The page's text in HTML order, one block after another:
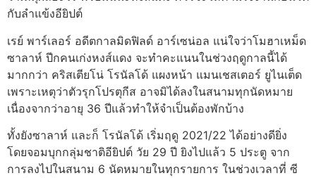
กับลำแข้งอียิปต์
เรย์ พาร์เลอร์ อดีตกาลมิดฟิลด์ อาร์เซน่อล แน่ใจว่าโมฮาเหม็ด
ซาลาห์ ปีกคนเก่งหงส์แดง จะทำคะแนนในช่วงฤดูกาลนี้ได้
มากกว่า คริสเตียโน่ โรนัลโด้ แผงหน้า แมนเชสเตอร์ ยูไนเต็ด
เพราะเหตุว่าตัวรุกโปรตุกีส อาจมิได้ลงในสนามทุกนัดหมาย
เนื่องจากว่าอายุ 36 ปีแล้วทำให้จำเป็นต้องพักบ้าง
ทั้งยังซาลาห์ และก็ โรนัลโด้ เริ่มฤดู 2021/22 ได้อย่างดียิ่ง
โดยจอมบุกกลุ่มชาติอียิปต์ วัย 29 ปี ยิงไปแล้ว 5 ประตู จาก
การลงไปในสนาม 6 นัดหมายในทุกรายการ ในช่วงเวลาที่ ซี